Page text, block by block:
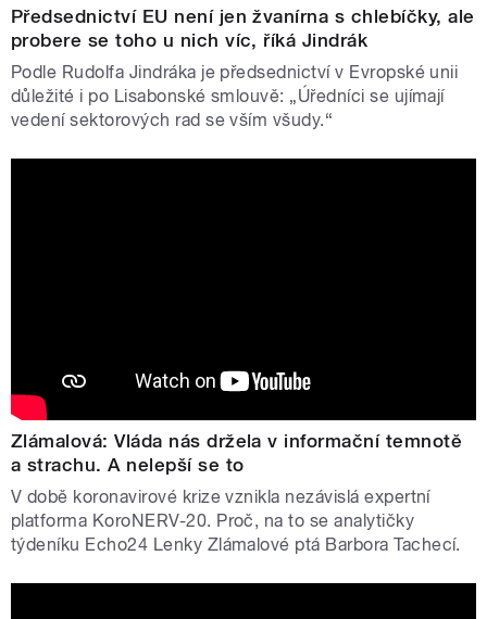
Předsednictví EU není jen žvanírna s chlebíčky, ale
probere se toho u nich víc, říká Jindrák
Podle Rudolfa Jindráka je předsednictví v Evropské unii
důležité i po Lisabonské smlouvě: „Úředníci se ujímají
vedení sektorových rad se vším všudy.“
Zlámalová: Vláda nás držela v informační temnotě
a strachu. A nelepší se to
V době koronavirové krize vznikla nezávislá expertní
platforma KoroNERV-20. Proč, na to se analytičky
týdeníku Echo24 Lenky Zlámalové ptá Barbora Tachecí.